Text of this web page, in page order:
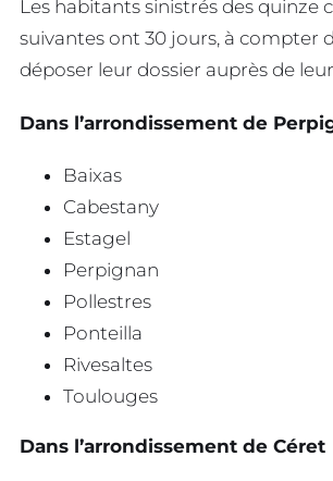
Les habitants sinistrés des quinze
suivantes ont 30 jours, à compter
déposer leur dossier auprès de
Dans l’arrondissement de
Baixas
Cabestany
Estagel
Perpignan
Pollestres
Ponteilla
Rivesaltes
Toulouges
Dans l’arrondissement de Céret